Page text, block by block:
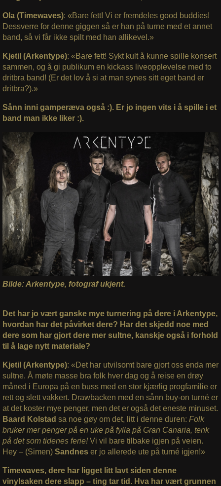
Ola (Timewaves): «Bare fett! Vi er fremdeles good buddies!
Dessverre for denne giggen så er han på turne med et annet
band, så vi får ikke spilt med han allikevel.»
Kjetil (Arkentype): «Bare fett! Sykt kult å kunne spille konsert
sammen, og å gi publikum en kickass liveopplevelse med to
dritbra band! (Er det lov å si at man synes sitt eget band er
dritbra?).»
Sånn inni gamperæva også :). Er jo ingen vits i å spille i et
band man ikke liker :).
Bilde: Arkentype, fotograf ukjent.
Det har jo vært ganske mye turnering på dere i Arkentype,
hvordan har det påvirket dere? Har det skjedd noe med
dere som har gjort dere mer sultne, kanskje også i forhold
til å lage nytt materiale?
Kjetil (Arkentype): «Det har utvilsomt bare gjort oss enda mer
sultne. Å møte masse bra folk hver dag og å reise en drøy
måned i Europa på en buss med en stor kjærlig progfamilie er
rett og slett vakkert. Drawbacken med en sånn buy-on turné er
at det koster mye penger, men det er også det eneste minuset.
Baard Kolstad sa noe gøy om det, litt i denne duren: Folk
bruker mer penger på en uke på fylla på Gran Canaria, tenk
på det som tidenes ferie!Vi vil bare tilbake igjen på veien.
Hey – (Simen) Sandneser jo allerede ute på turné igjen!»
Timewaves, dere har ligget litt lavt siden denne
vinylsaken dere slapp – ting tar tid. Hva har vært grunnen